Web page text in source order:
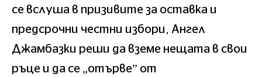
се вслуша в призивите за оставка и
предсрочни честни избори, Ангел
Джамбазки реши да вземе нещата в свои
ръце и да се „отърве” от